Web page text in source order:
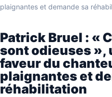
plaignantes et demande sa
Patrick Bruel : «
sont odieuses »,
faveur du
plaignantes et
réhabilitation